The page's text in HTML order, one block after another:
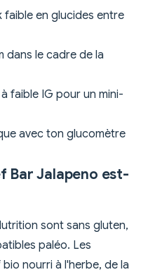
faible en glucides entre
dans le cadre de la
faible IG pour un mini-
avec ton glucomètre
Bar Jalapeno est-
sont sans gluten,
paléo. Les
nourri à l'herbe, de la